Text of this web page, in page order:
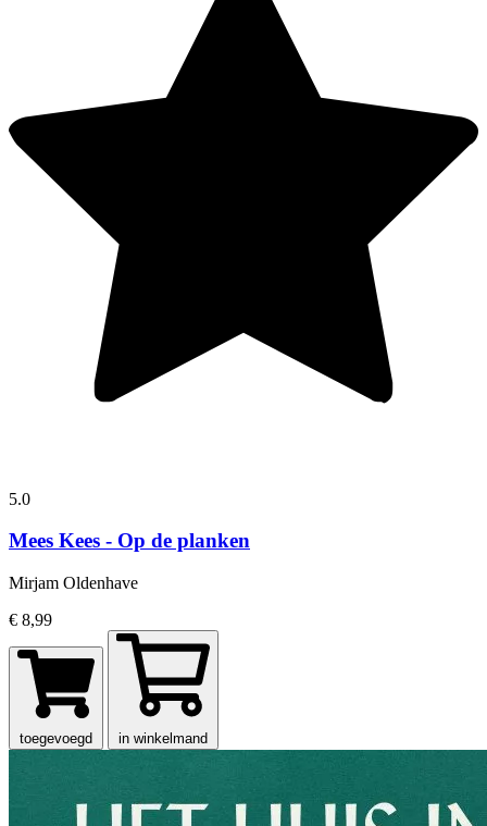
5.0
Mees Kees - Op de planken
Mirjam Oldenhave
€ 8,99
toegevoegd in winkelmand